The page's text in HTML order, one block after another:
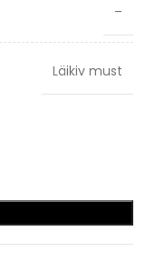
–
Läikiv must